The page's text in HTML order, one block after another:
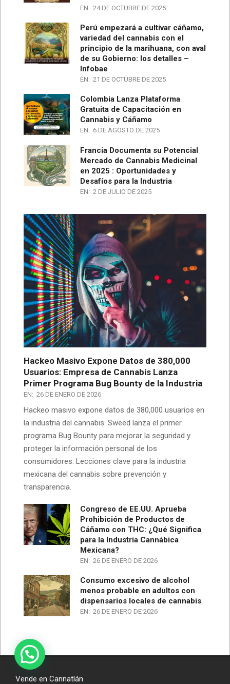
EN: 24 DE OCTUBRE DE 2025
Perú empezará a cultivar cáñamo,
variedad del cannabis con el
principio de la marihuana, con aval
de su Gobierno: los detalles –
Infobae
EN: 21 DE OCTUBRE DE 2025
Colombia Lanza Plataforma
Gratuita de Capacitación en
Cannabis y Cáñamo
EN: 6 DE AGOSTO DE 2025
Francia Documenta su Potencial
Mercado de Cannabis Medicinal
en 2025 : Oportunidades y
Desafíos para la Industria
EN: 2 DE JULIO DE 2025
Hackeo Masivo Expone Datos de 380,000
Usuarios: Empresa de Cannabis Lanza
Primer Programa Bug Bounty de la Industria
EN: 26 DE ENERO DE 2026
Hackeo masivo expone datos de 380,000 usuarios en
la industria del cannabis. Sweed lanza el primer
programa Bug Bounty para mejorar la seguridad y
proteger la información personal de los
consumidores. Lecciones clave para la industria
mexicana del cannabis sobre prevención y
transparencia.
Congreso de EE.UU. Aprueba
Prohibición de Productos de
Cáñamo con THC: ¿Qué Significa
para la Industria Cannábica
Mexicana?
EN: 26 DE ENERO DE 2026
Consumo excesivo de alcohol
menos probable en adultos con
dispensarios locales de cannabis
EN: 26 DE ENERO DE 2026
Vende en Cannatlán
A tus ordenes!